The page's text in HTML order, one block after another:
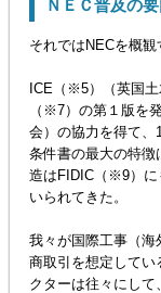
ＮＥＣ普及の要
それではNECを概観
ICE（※5）（英国
（※7）の第１版を
会）の協力を得て、
条件書の最大の特徴
造はFIDIC（※9）に
いられてきた。
我々が国際工事（海
商取引を想定してい
クターは往々にし